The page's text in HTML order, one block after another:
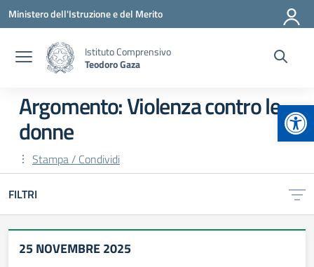
Vai ai contenuti
Vai al menu di navigazione
Vai al footer
Ministero dell'Istruzione e del Merito
Istituto Comprensivo
Teodoro Gaza
Argomento: Violenza contro le
donne
Stampa / Condividi
FILTRI
25 NOVEMBRE 2025